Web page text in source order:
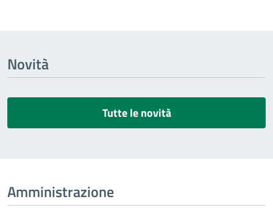
Novità
Tutte le novità
Amministrazione